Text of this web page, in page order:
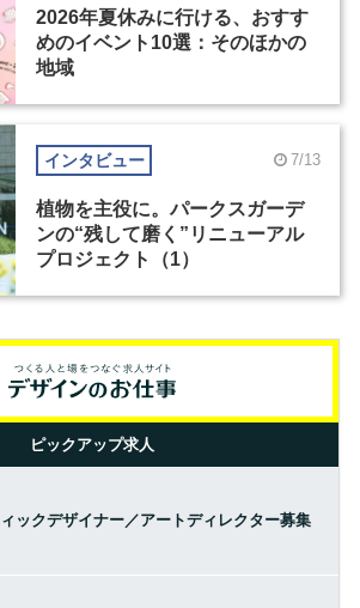
2026年夏休みに行ける、おすす
めのイベント10選：そのほかの
地域
インタビュー 7/13
植物を主役に。パークスガーデ
ンの“残して磨く”リニューアル
プロジェクト（1）
ピックアップ求人
ックデザイナー／アートディレクター募集